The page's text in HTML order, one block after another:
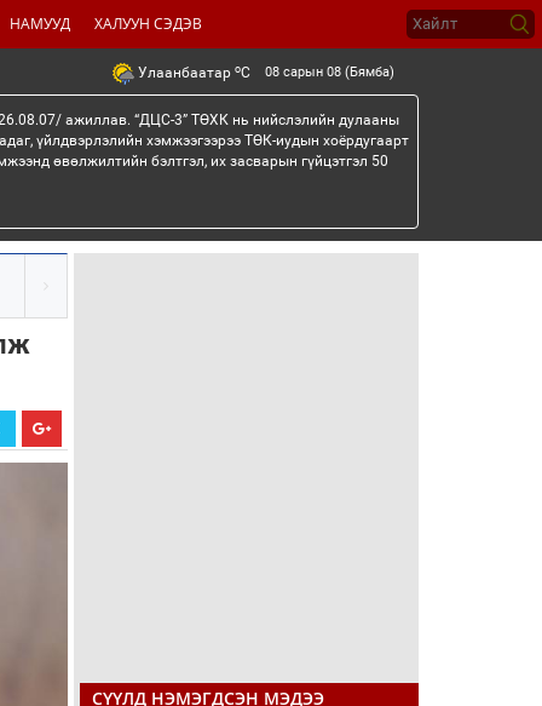
НАМУУД ХАЛУУН СЭДЭВ
Улаанбаатар oC 08 сарын 08 (Бямба)
ажиллав. “ДЦС-3” ТӨХК нь нийслэлийн дулааны
үйлдвэрлэлийн хэмжээгээрээ ТӨК-иудын хоёрдугаарт
өвөлжилтийн бэлтгэл, их засварын гүйцэтгэл 50
СҮҮЛД НЭМЭГДСЭН МЭДЭЭ